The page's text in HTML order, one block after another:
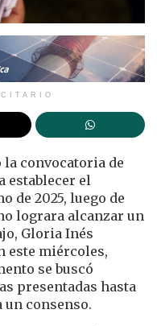
convocatoria de
establecer el
de 2025, luego de
lograra alcanzar un
Gloria Inés
este miércoles,
se buscó
presentadas hasta
consenso.